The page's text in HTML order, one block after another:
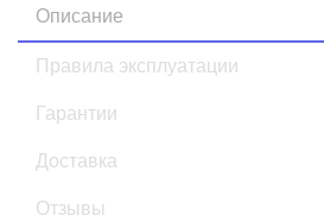
Описание
Правила эксплуатации
Гарантии
Доставка
Отзывы